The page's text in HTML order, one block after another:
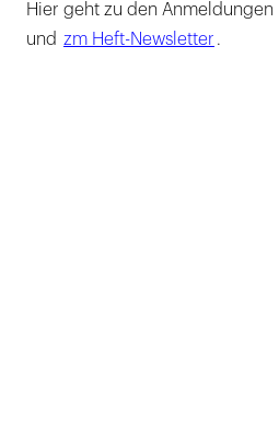
Hier geht zu den Anmeldungen
und zm Heft-Newsletter .